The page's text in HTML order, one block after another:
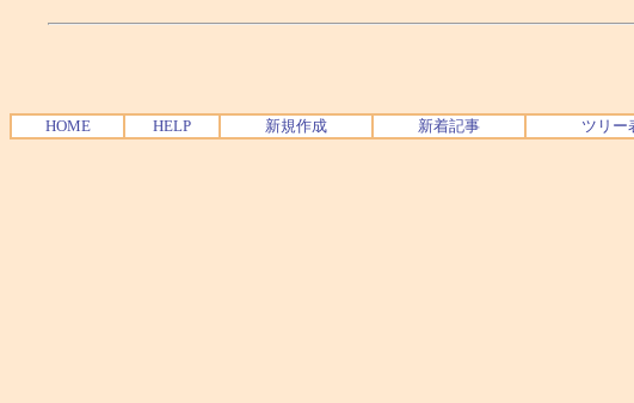
HOME HELP 新規作成 新着記事 ツリー